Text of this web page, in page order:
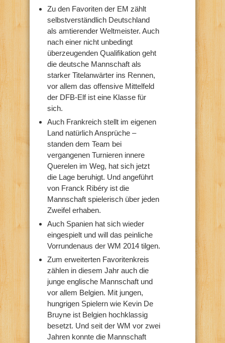
Zu den Favoriten der EM zählt
selbstverständlich Deutschland
als amtierender Weltmeister. Auch
nach einer nicht unbedingt
überzeugenden Qualifikation geht
die deutsche Mannschaft als
starker Titelanwärter ins Rennen,
vor allem das offensive Mittelfeld
der DFB-Elf ist eine Klasse für
sich.
Auch Frankreich stellt im eigenen
Land natürlich Ansprüche –
standen dem Team bei
vergangenen Turnieren innere
Querelen im Weg, hat sich jetzt
die Lage beruhigt. Und angeführt
von Franck Ribéry ist die
Mannschaft spielerisch über jeden
Zweifel erhaben.
Auch Spanien hat sich wieder
eingespielt und will das peinliche
Vorrundenaus der WM 2014 tilgen.
Zum erweiterten Favoritenkreis
zählen in diesem Jahr auch die
junge englische Mannschaft und
vor allem Belgien. Mit jungen,
hungrigen Spielern wie Kevin De
Bruyne ist Belgien hochklassig
besetzt. Und seit der WM vor zwei
Jahren konnte die Mannschaft